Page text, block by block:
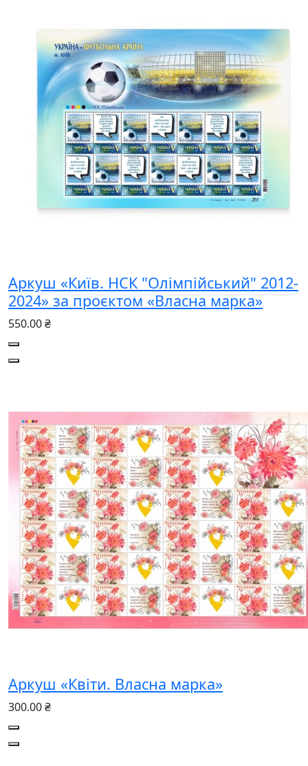
Аркуш «Київ. НСК "Олімпійський" 2012-
2024» за проєктом «Власна марка»
550.00 ₴
Аркуш «Квіти. Власна марка»
300.00 ₴